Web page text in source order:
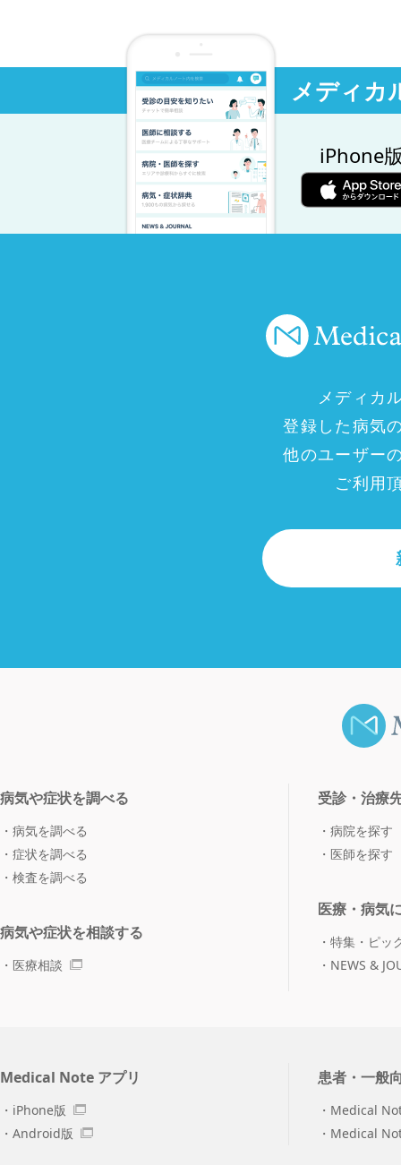
メディカ
iPhone
メディカ
登録した病気
他のユーザー
ご利用
病気や症状を調べる
病気を調べる
症状を調べる
検査を調べる
病気や症状を相談する
医療相談
受診・治療
病院を探す
医師を探す
医療・病気
特集・ピッ
NEWS &
Medical Note アプリ
iPhone版
Android版
患者・一般
Medical
Medical